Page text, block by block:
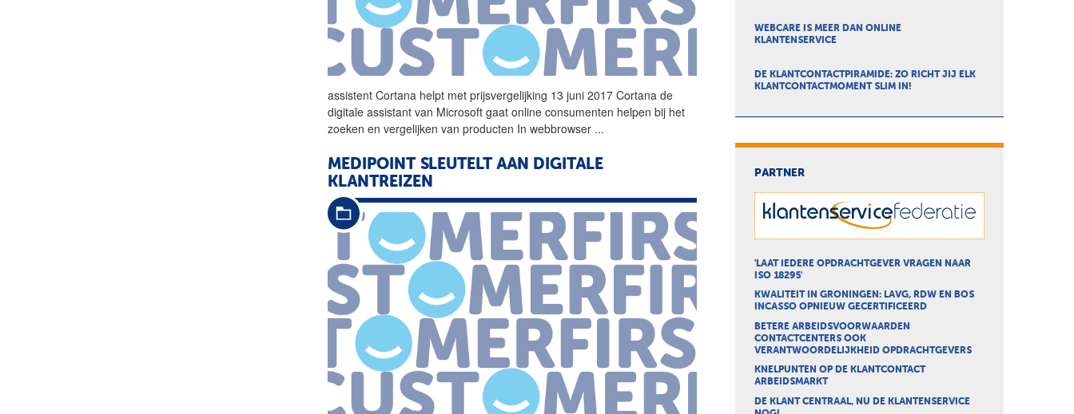
assistent Cortana helpt met prijsvergelijking 13 juni 2017 Cortana de
digitale assistant van Microsoft gaat online consumenten helpen bij het
zoeken en vergelijken van producten In webbrowser ...
MEDIPOINT SLEUTELT AAN DIGITALE
KLANTREIZEN
WEBCARE IS MEER DAN ONLINE
KLANTENSERVICE
DE KLANTCONTACTPIRAMIDE: ZO RICHT JIJ ELK
KLANTCONTACTMOMENT SLIM IN!
PARTNER
'LAAT IEDERE OPDRACHTGEVER VRAGEN NAAR
ISO 18295'
KWALITEIT IN GRONINGEN: LAVG, RDW EN BOS
INCASSO OPNIEUW GECERTIFICEERD
BETERE ARBEIDSVOORWAARDEN
CONTACTCENTERS OOK
VERANTWOORDELIJKHEID OPDRACHTGEVERS
KNELPUNTEN OP DE KLANTCONTACT
ARBEIDSMARKT
DE KLANT CENTRAAL, NU DE KLANTENSERVICE